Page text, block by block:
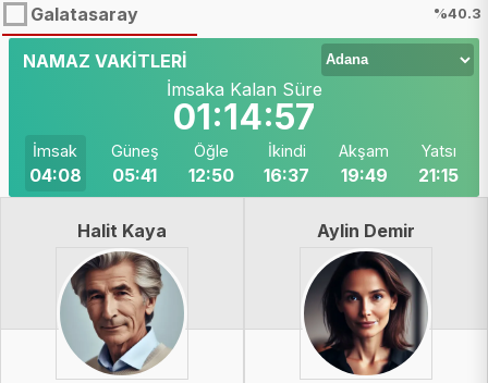
Galatasaray %40.3
NAMAZ VAKİTLERİ
İmsaka Kalan Süre
01:14:55
İmsak
04:08
Güneş
05:41
Öğle
12:50
İkindi
16:37
Akşam
19:49
Yatsı
21:15
Halit Kaya Aylin Demir